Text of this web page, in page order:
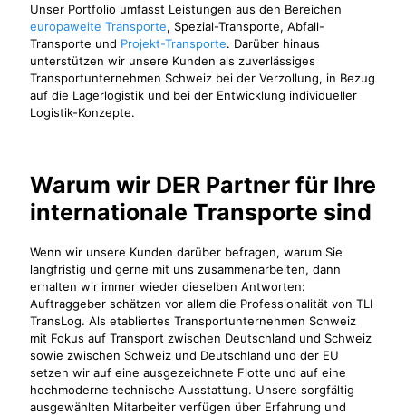
Unser Portfolio umfasst Leistungen aus den Bereichen
europaweite Transporte, Spezial-Transporte, Abfall-
Transporte und Projekt-Transporte. Darüber hinaus
unterstützen wir unsere Kunden als zuverlässiges
Transportunternehmen Schweiz bei der Verzollung, in Bezug
auf die Lagerlogistik und bei der Entwicklung individueller
Logistik-Konzepte.
Warum wir DER Partner für Ihre
internationale Transporte sind
Wenn wir unsere Kunden darüber befragen, warum Sie
langfristig und gerne mit uns zusammenarbeiten, dann
erhalten wir immer wieder dieselben Antworten:
Auftraggeber schätzen vor allem die Professionalität von TLI
TransLog. Als etabliertes Transportunternehmen Schweiz
mit Fokus auf Transport zwischen Deutschland und Schweiz
sowie zwischen Schweiz und Deutschland und der EU
setzen wir auf eine ausgezeichnete Flotte und auf eine
hochmoderne technische Ausstattung. Unsere sorgfältig
ausgewählten Mitarbeiter verfügen über Erfahrung und